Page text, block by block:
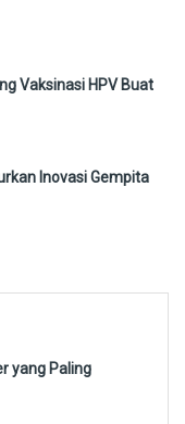
Vaksinasi HPV Buat
Inovasi Gempita
yang Paling